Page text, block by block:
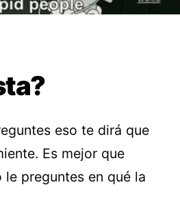
eso te dirá que
Es mejor que
preguntes en qué la